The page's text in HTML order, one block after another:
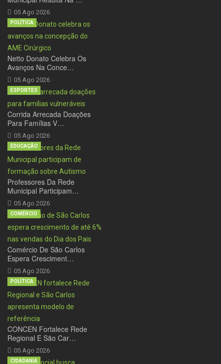
05 Ago 2026
Netto Donato Celebra Os
Avanços Na Conce…
05 Ago 2026
POLÍTICA
Corrida Arrecada Doações
Para Famílias V…
05 Ago 2026
ESPORTES
Professores Da Rede
Municipal Participam…
05 Ago 2026
EDUCAÇÃO
Comércio De São Carlos
Espera Cresciment…
05 Ago 2026
COMÉRCIO
CONCEN Fortalece Rede
Regional E São Car…
05 Ago 2026
POLÍTICA
CIDADANIA